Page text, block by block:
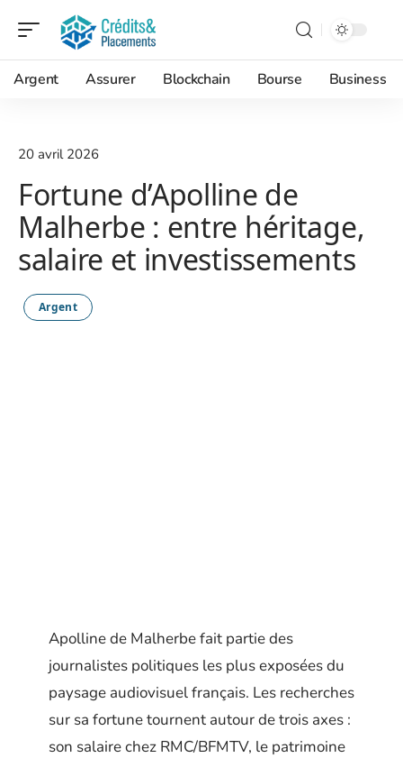
Argent Assurer Blockchain Bourse Business
20 avril 2026
Fortune d’Apolline de
Malherbe : entre héritage,
salaire et investissements
Argent
Apolline de Malherbe fait partie des
journalistes politiques les plus exposées du
paysage audiovisuel français. Les recherches
sur sa fortune tournent autour de trois axes :
son salaire chez RMC/BFMTV, le patrimoine